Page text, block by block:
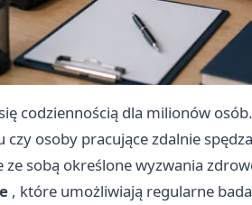
codziennością dla milionów
osoby pracujące zdalnie
ze sobą określone wyzwania
, które umożliwiają regularne